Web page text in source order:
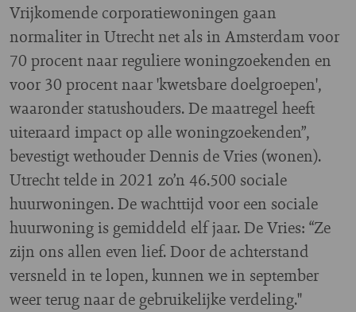
Vrijkomende corporatiewoningen gaan
normaliter in Utrecht net als in Amsterdam voor
70 procent naar reguliere woningzoekenden en
voor 30 procent naar 'kwetsbare doelgroepen',
waaronder statushouders. De maatregel heeft
uiteraard impact op alle woningzoekenden”,
bevestigt wethouder Dennis de Vries (wonen).
Utrecht telde in 2021 zo’n 46.500 sociale
huurwoningen. De wachttijd voor een sociale
huurwoning is gemiddeld elf jaar. De Vries: “Ze
zijn ons allen even lief. Door de achterstand
versneld in te lopen, kunnen we in september
weer terug naar de gebruikelijke verdeling."